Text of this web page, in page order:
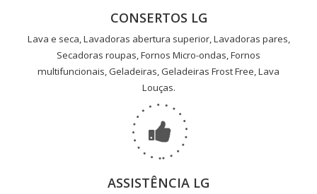
CONSERTOS LG
Lava e seca, Lavadoras abertura superior, Lavadoras pares,
Secadoras roupas, Fornos Micro-ondas, Fornos
multifuncionais, Geladeiras, Geladeiras Frost Free, Lava
Louças.
ASSISTÊNCIA LG